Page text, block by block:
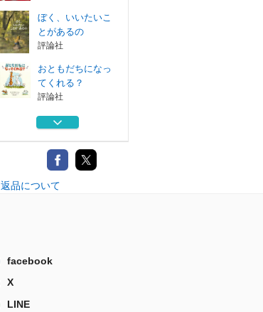
ぼく、いいたいこ
とがあるの
評論社
おともだちになっ
てくれる？
評論社
クリスマスだよ、
評論社
ＬＯＶＥ すべて
はあなたのなかに
返品について
facebook
X
LINE